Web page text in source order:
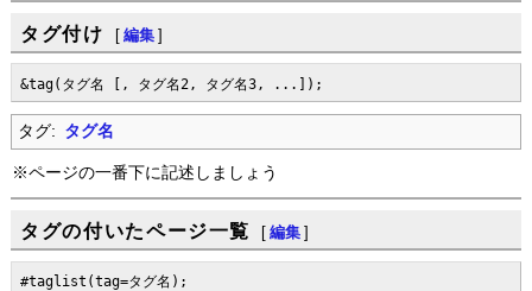
タグ付け [ 編集 ]
&tag(タグ名 [, タグ名2, タグ名3, ...]);
タグ: タグ名
※ページの一番下に記述しましょう
タグの付いたページ一覧 [ 編集 ]
#taglist(tag=タグ名);